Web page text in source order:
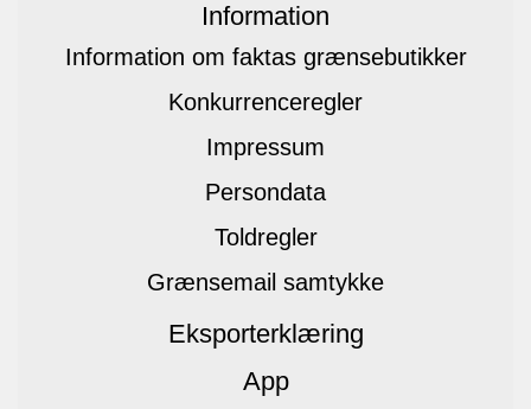
Information
Information om faktas grænsebutikker
Konkurrenceregler
Impressum
Persondata
Toldregler
Grænsemail samtykke
Eksporterklæring
App